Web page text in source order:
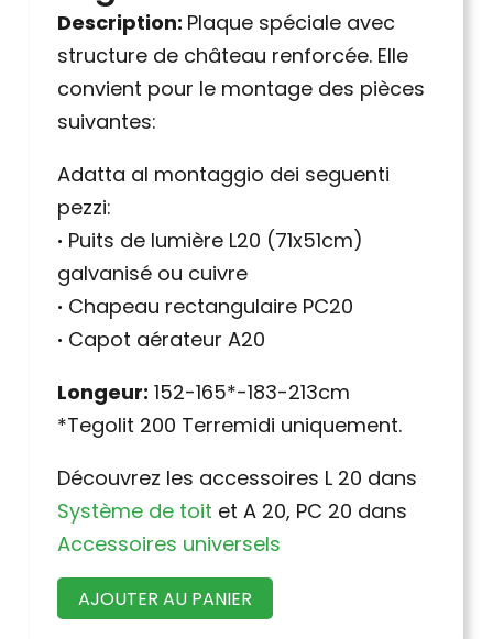
Description: Plaque spéciale avec
structure de château renforcée. Elle
convient pour le montage des pièces
suivantes:
Adatta al montaggio dei seguenti
pezzi:
· Puits de lumière L20 (71x51cm)
galvanisé ou cuivre
· Chapeau rectangulaire PC20
· Capot aérateur A20
Longeur: 152-165*-183-213cm
*Tegolit 200 Terremidi uniquement.
Découvrez les accessoires L 20 dans
Système de toit et A 20, PC 20 dans
Accessoires universels
AJOUTER AU PANIER